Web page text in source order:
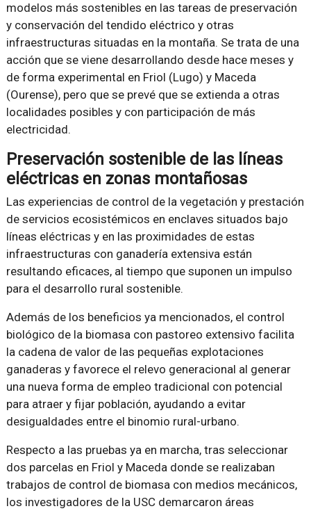
modelos más sostenibles en las tareas de preservación
y conservación del tendido eléctrico y otras
infraestructuras situadas en la montaña. Se trata de una
acción que se viene desarrollando desde hace meses y
de forma experimental en Friol (Lugo) y Maceda
(Ourense), pero que se prevé que se extienda a otras
localidades posibles y con participación de más
electricidad.
Preservación sostenible de las líneas
eléctricas en zonas montañosas
Las experiencias de control de la vegetación y prestación
de servicios ecosistémicos en enclaves situados bajo
líneas eléctricas y en las proximidades de estas
infraestructuras con ganadería extensiva están
resultando eficaces, al tiempo que suponen un impulso
para el desarrollo rural sostenible.
Además de los beneficios ya mencionados, el control
biológico de la biomasa con pastoreo extensivo facilita
la cadena de valor de las pequeñas explotaciones
ganaderas y favorece el relevo generacional al generar
una nueva forma de empleo tradicional con potencial
para atraer y fijar población, ayudando a evitar
desigualdades entre el binomio rural-urbano.
Respecto a las pruebas ya en marcha, tras seleccionar
dos parcelas en Friol y Maceda donde se realizaban
trabajos de control de biomasa con medios mecánicos,
los investigadores de la USC demarcaron áreas